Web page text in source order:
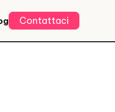
Contattaci